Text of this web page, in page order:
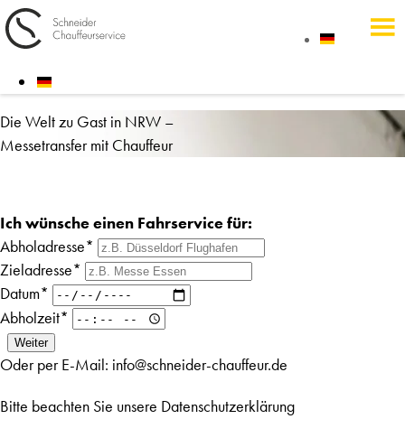
Die Welt zu Gast in NRW –
Messetransfer mit Chauffeur
Ich wünsche einen Fahrservice für:
Abholadresse*
Zieladresse*
Datum*
Abholzeit*
Oder per E-Mail: info@schneider-chauffeur.de
Bitte beachten Sie unsere Datenschutzerklärung